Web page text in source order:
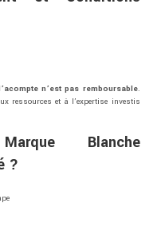
n’estpas remboursable.
ressourceset à l’expertise investis
Marque Blanche
?